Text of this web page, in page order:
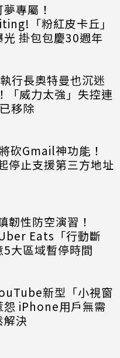
專屬！
「粉紅皮卡丘」
光 掛包包慶30週年
行長奧特曼也沉迷
「威力太強」失控連
移除
砍Gmail神功能！
停止支援第三方地址
韌性防空演習！
Eats「行動斷
5大區域暫停時間
新型「小視窗
怨 iPhone用戶無需
解決